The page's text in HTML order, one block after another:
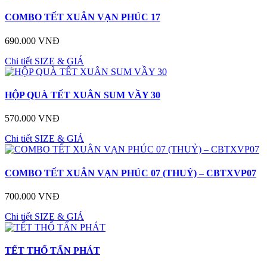
COMBO TẾT XUÂN VẠN PHÚC 17
690.000 VNĐ
Chi tiết SIZE & GIÁ
HỘP QUÀ TẾT XUÂN SUM VẦY 30
570.000 VNĐ
Chi tiết SIZE & GIÁ
COMBO TẾT XUÂN VẠN PHÚC 07 (THUỶ) – CBTXVP07
700.000 VNĐ
Chi tiết SIZE & GIÁ
TẾT THỔ TẤN PHÁT